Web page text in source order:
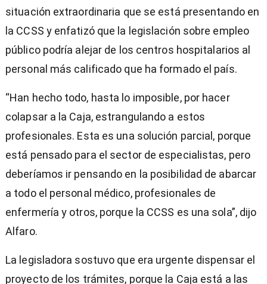
situación extraordinaria que se está presentando en
la CCSS y enfatizó que la legislación sobre empleo
público podría alejar de los centros hospitalarios al
personal más calificado que ha formado el país.
“Han hecho todo, hasta lo imposible, por hacer
colapsar a la Caja, estrangulando a estos
profesionales. Esta es una solución parcial, porque
está pensado para el sector de especialistas, pero
deberíamos ir pensando en la posibilidad de abarcar
a todo el personal médico, profesionales de
enfermería y otros, porque la CCSS es una sola”, dijo
Alfaro.
La legisladora sostuvo que era urgente dispensar el
proyecto de los trámites, porque la Caja está a las